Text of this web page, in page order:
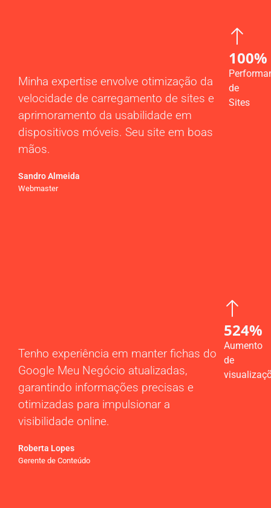
Minha expertise envolve otimização da
velocidade de carregamento de sites e
aprimoramento da usabilidade em
dispositivos móveis. Seu site em boas
mãos.
Sandro Almeida
Webmaster
100%
de
Sites
Tenho experiência em manter fichas do
Google Meu Negócio atualizadas,
garantindo informações precisas e
otimizadas para impulsionar a
visibilidade online.
Roberta Lopes
Gerente de Conteúdo
524%
Aumento
de